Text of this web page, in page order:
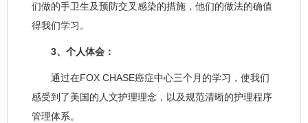
们做的手卫生及预防交叉感染的措施，他们的做法的确值
得我们学习。
3、个人体会：
通过在FOX CHASE癌症中心三个月的学习，使我们
感受到了美国的人文护理理念，以及规范清晰的护理程序
管理体系。